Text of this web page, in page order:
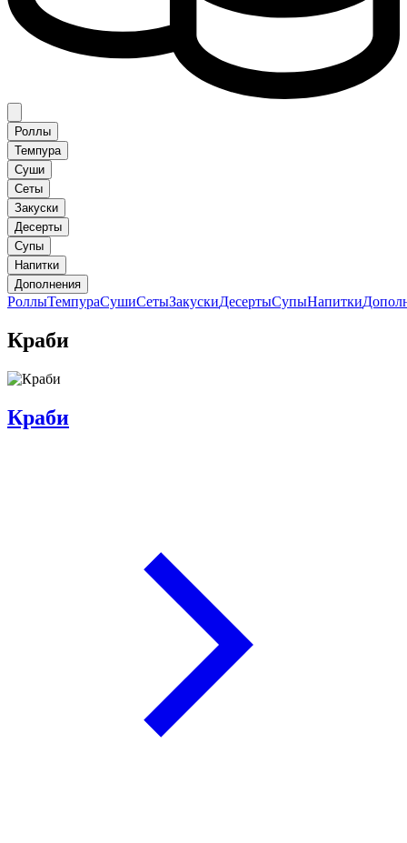
Роллы
Темпура
Суши
Сеты
Закуски
Десерты
Супы
Напитки
Дополнения
РоллыТемпураСушиСетыЗакускиДесертыСупыНапитки
Краби
Краби